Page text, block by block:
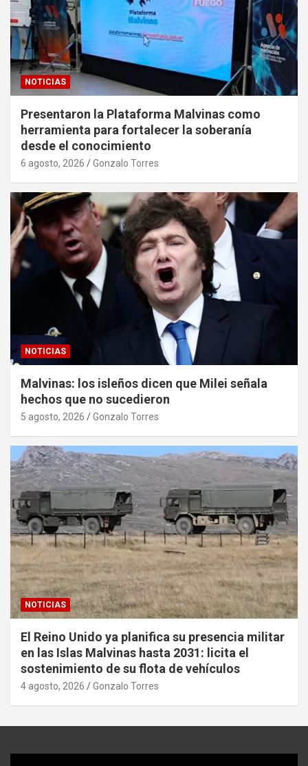
NOTICIAS
Presentaron la Plataforma Malvinas como
herramienta para fortalecer la soberanía
desde el conocimiento
6 agosto, 2026 Gonzalo Torres
NOTICIAS
Malvinas: los isleños dicen que Milei señala
hechos que no sucedieron
5 agosto, 2026 Gonzalo Torres
NOTICIAS
El Reino Unido ya planifica su presencia militar
en las Islas Malvinas hasta 2031: licita el
sostenimiento de su flota de vehículos
4 agosto, 2026 Gonzalo Torres